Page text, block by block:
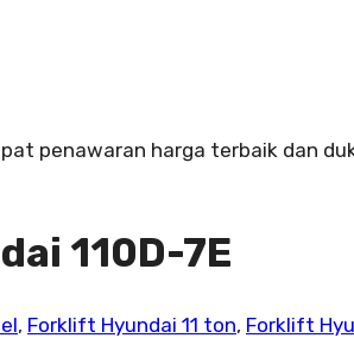
penawaran harga terbaik dan
110D-7E
, Forklift Hyundai 11 ton, Forklift